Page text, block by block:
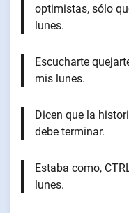
optimistas, sólo
lunes.
Escucharte
mis lunes.
Dicen que la
debe terminar.
Estaba como,
lunes.